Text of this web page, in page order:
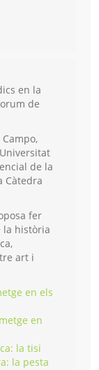
en la
de
de la
Càtedra
fer
la història
art i
en els
en
la tisi
la pesta